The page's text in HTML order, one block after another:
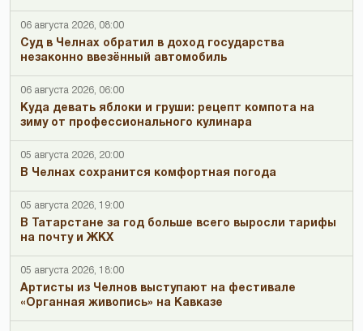
06 августа 2026, 08:00
Суд в Челнах обратил в доход государства
незаконно ввезённый автомобиль
06 августа 2026, 06:00
Куда девать яблоки и груши: рецепт компота на
зиму от профессионального кулинара
05 августа 2026, 20:00
В Челнах сохранится комфортная погода
05 августа 2026, 19:00
В Татарстане за год больше всего выросли тарифы
на почту и ЖКХ
05 августа 2026, 18:00
Артисты из Челнов выступают на фестивале
«Органная живопись» на Кавказе